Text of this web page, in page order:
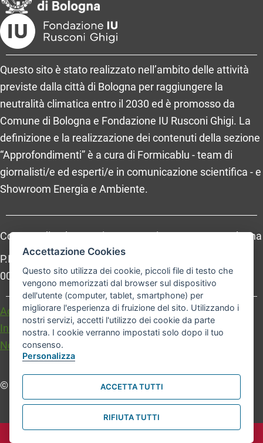
Questo sito è stato realizzato nell’ambito delle attività
previste dalla città di Bologna per raggiungere la
neutralità climatica entro il 2030 ed è promosso da
Comune di Bologna e Fondazione IU Rusconi Ghigi. La
definizione e la realizzazione dei contenuti della sezione
“Approfondimenti” è a cura di Formicablu - team di
giornalisti/e ed esperti/e in comunicazione scientifica - e
Showroom Energia e Ambiente.
Comune di Bologna, Piazza Maggiore, 6 - 40124 Bologna
P.Iva: 01232710374 - Cod. IBAN: IT 88 R 02008 02435
000020067156
Accessibilità
Carta dei valori
Informativa sul trattamento dei dati personali
Note legali
© Comune di Bologna. Tutti i diritti riservati.
Accettazione Cookies
Questo sito utilizza dei cookie, piccoli file di testo che
vengono memorizzati dal browser sul dispositivo
dell'utente (computer, tablet, smartphone) per
migliorare l'esperienza di fruizione del sito. Utilizzando i
nostri servizi, accetti l'utilizzo dei cookie da parte
nostra. I cookie verranno impostati solo dopo il tuo
consenso.
Personalizza
ACCETTA TUTTI
RIFIUTA TUTTI